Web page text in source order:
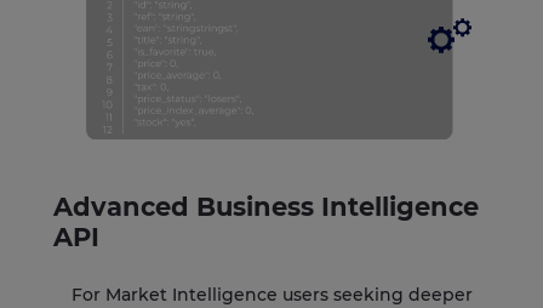
Advanced Business Intelligence
API
For Market Intelligence users seeking deeper